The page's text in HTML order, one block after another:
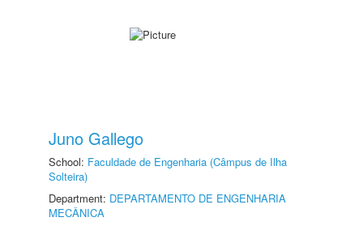
Juno Gallego
School: Faculdade de Engenharia (Câmpus de Ilha
Solteira)
Department: DEPARTAMENTO DE ENGENHARIA
MECÂNICA